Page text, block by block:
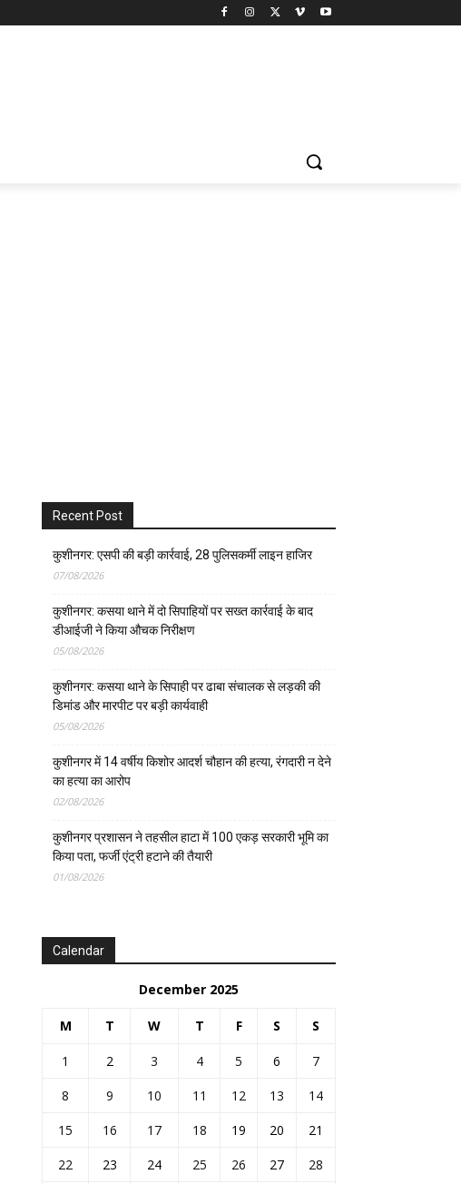
Recent Post
कुशीनगर: एसपी की बड़ी कार्रवाई, 28 पुलिसकर्मी लाइन हाजिर
07/08/2026
कुशीनगर: कसया थाने में दो सिपाहियों पर सख्त कार्रवाई के बाद
डीआईजी ने किया औचक निरीक्षण
05/08/2026
कुशीनगर: कसया थाने के सिपाही पर ढाबा संचालक से लड़की की
डिमांड और मारपीट पर बड़ी कार्यवाही
05/08/2026
कुशीनगर में 14 वर्षीय किशोर आदर्श चौहान की हत्या, रंगदारी न देने
का हत्या का आरोप
02/08/2026
कुशीनगर प्रशासन ने तहसील हाटा में 100 एकड़ सरकारी भूमि का
किया पता, फर्जी एंट्री हटाने की तैयारी
01/08/2026
Calendar
December 2025
M T W T F S S
1 2 3 4 5 6
7
8
9 10 11 12 13
14
15
16 17 18 19 20
21
22
23 24 25 26 27
28